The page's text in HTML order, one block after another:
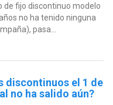
de fijo discontinuo modelo
no ha tenido ninguna
pasa...
discontinuos el 1 de
no ha salido aún?